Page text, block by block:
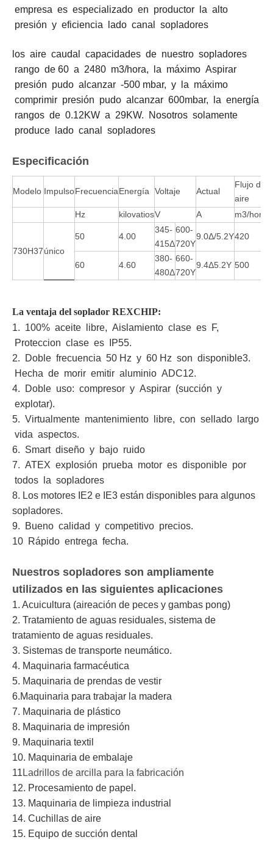
empresa es especializado en productor la alto
presión y eficiencia lado canal sopladores
los aire caudal capacidades de nuestro sopladores
rango de 60 a 2480 m3/hora, la máximo Aspirar
presión pudo alcanzar -500 mbar, y la máximo
comprimir presión pudo alcanzar 600mbar, la energía
rangos de 0.12KW a 29KW. Nosotros solamente
produce lado canal sopladores
Especificación
Modelo ImpulsoFrecuenciaEnergía Voltaje Actual
Flujo de
aire
Hz kilovatiosV A m3/hora
730H37único
50 4.00
345-
415Δ
600-
720Y
9.0Δ/5.2Y420
60 4.60
380-
480Δ
660-
720Y
9.4Δ5.2Y 500
La ventaja del soplador REXCHIP:
1. 100% aceite libre, Aislamiento clase es F,
Proteccion clase es IP55.
2. Doble frecuencia 50 Hz y 60 Hz son disponible3.
Hecha de morir emitir aluminio ADC12.
4. Doble uso: compresor y Aspirar (succión y
explotar).
5. Virtualmente mantenimiento libre, con sellado largo
vida aspectos.
6. Smart diseño y bajo ruido
7. ATEX explosión prueba motor es disponible por
todos la sopladores
8. Los motores IE2 e IE3 están disponibles para algunos
sopladores.
9. Bueno calidad y competitivo precios.
10 Rápido entrega fecha.
Nuestros sopladores son ampliamente
utilizados en las siguientes aplicaciones
1. Acuicultura (aireación de peces y gambas pong)
2. Tratamiento de aguas residuales, sistema de
tratamiento de aguas residuales.
3. Sistemas de transporte neumático.
4. Maquinaria farmacéutica
5. Maquinaria de prendas de vestir
6.Maquinaria para trabajar la madera
7. Maquinaria de plástico
8. Maquinaria de impresión
9. Maquinaria textil
10. Maquinaria de embalaje
11 Ladrillos de arcilla para la fabricación
12. Procesamiento de papel.
13. Maquinaria de limpieza industrial
14. Cuchillas de aire
15. Equipo de succión dental